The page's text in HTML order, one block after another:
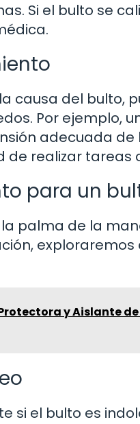
Si el bulto se
causa del bulto,
Por ejemplo,
adecuada
realizar tareas
para un
palma de la
y Aislante
si el bulto es